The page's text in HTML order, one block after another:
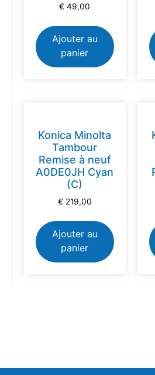
€ 49,00
Ajouter au
panier
Konica Minolta
Tambour
Remise à neuf
A0DE0JH Cyan
(C)
€ 219,00
Ajouter au
panier